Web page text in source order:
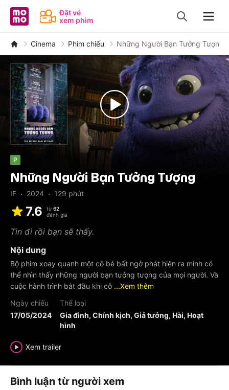
MoMo - Ứng dụng tài chính
Đặt vé
xem phim
Cinema Phim chiếu Những Người Bạn Tưởng Tượng
P
Những Người Bạn Tưởng Tượng
IF · 2024 · 129 phút
7.6 từ 62
đánh giá
Tin đi rồi bạn sẽ thấy.
Nội dung
Bộ phim xoay quanh một cô bé bất ngờ phát hiện ra mình có
thể nhìn thấy những người bạn tưởng tượng của mọi người. Và
cuộc hành trình bắt đầu khi cô ...Xem thêm
Ngày chiếu
17/05/2024
Thể loại
Gia đình, Chính kịch, Giả tưởng, Hài, Hoạt
hình
Xem trailer
Bình luận từ người xem